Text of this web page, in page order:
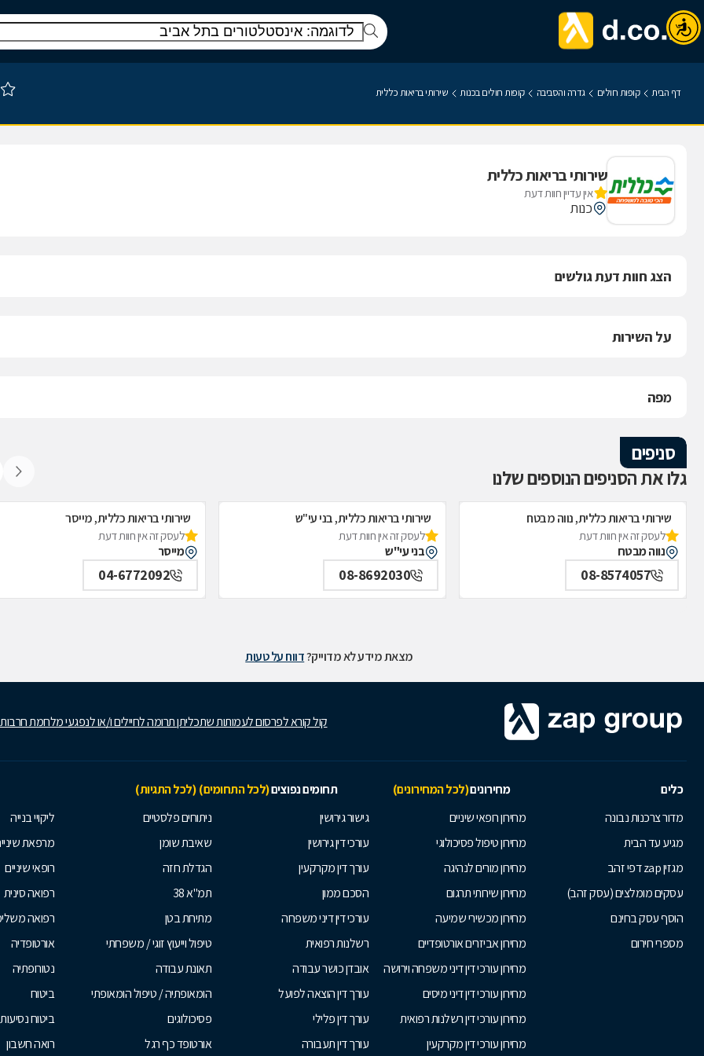
דף הבית קופות חולים גדרה והסביבה קופות חולים בכנות שירותי בריאות כללית
שירותי בריאות כללית
אין עדיין חוות דעת
כנות
הצג חוות דעת גולשים
על השירות
מפה
סניפים
גלו את הסניפים הנוספים שלנו
שירותי בריאות כללית, נווה מבטח
לעסק זה אין חוות דעת
נווה מבטח
08-8574057
שירותי בריאות כללית, בני עי"ש
לעסק זה אין חוות דעת
בני עי"ש
08-8692030
שירותי בריאות כללית, מייסר
לעסק זה אין חוות דעת
מייסר
04-6772092
מצאת מידע לא מדוייק?דווח על טעות
קול קורא לפרסום לעמותות שתכליתן תרומה לחיילים ו/או לנפגעי מלחמת
כלים מחירונים(לכל המחירונים) תחומים נפוצים(לכל התחומים) (לכל התגיות)
מדור צרכנות נבונה
מגיע עד הבית
מגזין zap דפי זהב
עסקים מומלצים (עסק זהב)
הוסף עסק בחינם
מספרי חירום
מחירון רופאי שיניים
מחירון טיפול פסיכולוגי
מחירון מורים לנהיגה
מחירון שירותי תרגום
מחירון מכשירי שמיעה
מחירון אביזרים אורטופדיים
מחירון עורכי דין דיני משפחה וירושה
מחירון עורכי דין דיני מיסים
מחירון עורכי דין רשלנות רפואית
מחירון עורכי דין מקרקעין
גישור גירושין
עורכי דין גירושין
עורך דין מקרקעין
הסכם ממון
עורכי דין דיני משפחה
רשלנות רפואית
אובדן כושר עבודה
עורך דין הוצאה לפועל
עורך דין פלילי
עורך דין תעבורה
ניתוחים פלסטיים
שאיבת שומן
הגדלת חזה
תמ"א 38
מתיחת בטן
טיפול וייעוץ זוגי / משפחתי
תאונת עבודה
הומאופתיה / טיפול הומאופתי
פסיכולוגים
אורטופד כף רגל
ליקויי בנייה
מרפאת
רופאי שיניים
רפואה סינית
רפואה
אורטופדיה
נטורופתיה
ביטוח
ביטוח
רואה חשבון